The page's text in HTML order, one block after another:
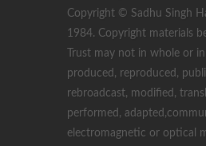
Copyright © Sadhu Singh
1984. Copyright materials
Trust may not in whole or
produced, reproduced,
rebroadcast, modified,
performed,
electromagnetic or optical